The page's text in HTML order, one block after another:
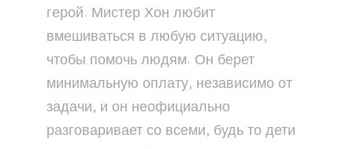
герой. Мистер Хон любит
вмешиваться в любую ситуацию,
чтобы помочь людям. Он берет
минимальную оплату, независимо от
задачи, и он неофициально
разговаривает со всеми, будь то дети